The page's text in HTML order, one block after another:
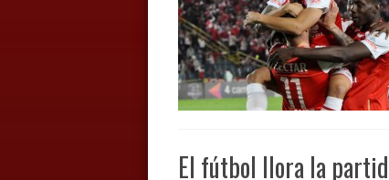
El fútbol llora la